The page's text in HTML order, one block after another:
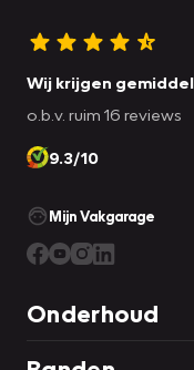
Wij krijgen
o.b.v. ruim 16 reviews
9.3/10
Mijn Vakgarage
Onderhoud